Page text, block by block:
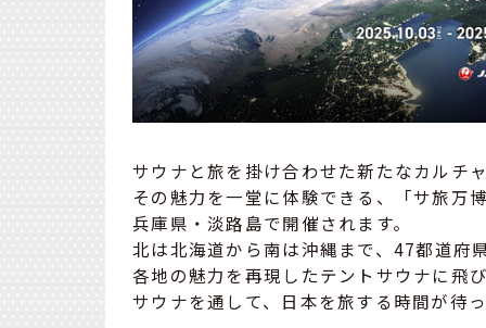
サウナと旅を掛け合わせた新たなカルチ
その魅力を一堂に体験できる、「サ旅
兵庫県・淡路島で開催されます。
北は北海道から南は沖縄まで、47都道府
各地の魅力を再現したテントサウナに飛
サウナを通して、日本を旅する時間が待